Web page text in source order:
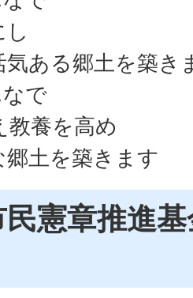
気ある郷土を築き
で
教養を高め
郷土を築きます
憲章推進